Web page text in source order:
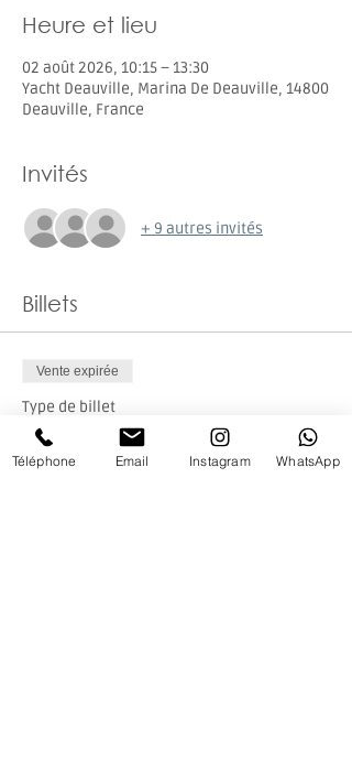
Heure et lieu
02 août 2026, 10:15 – 13:30
Yacht Deauville, Marina De Deauville, 14800
Deauville, France
Invités
+ 9 autres invités
Billets
Vente expirée
Type de billet
Billet unique
Téléphone Email Instagram WhatsApp